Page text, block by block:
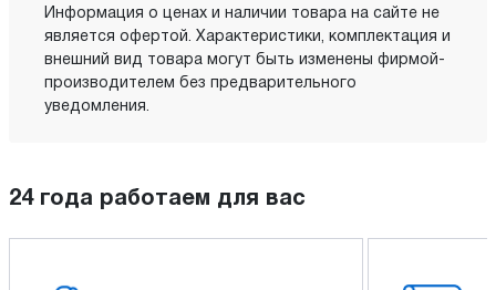
Информация о ценах и наличии товара на сайте не
является офертой. Характеристики, комплектация и
внешний вид товара могут быть изменены фирмой-
производителем без предварительного
уведомления.
24 года работаем для вас